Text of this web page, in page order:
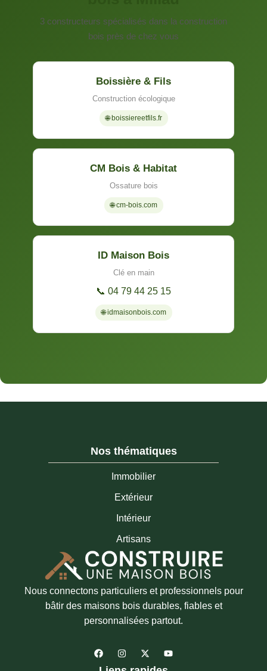
3 constructeurs spécialisés dans la construction
bois près de chez vous
Boissière & Fils
Construction écologique
🌐 boissiereetfils.fr
CM Bois & Habitat
Ossature bois
🌐 cm-bois.com
ID Maison Bois
Clé en main
📞 04 79 44 25 15
🌐 idmaisonbois.com
Nos thématiques
Immobilier
Extérieur
Intérieur
Artisans
Nous connectons particuliers et professionnels pour
bâtir des maisons bois durables, fiables et
personnalisées partout.
F
a
c
I
n
s
X
-
t
Y
o